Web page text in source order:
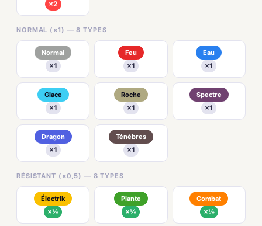
×2
NORMAL (×1) — 8 TYPES
Normal
×1
Feu
×1
Eau
×1
Glace
×1
Roche
×1
Spectre
×1
Dragon
×1
Ténèbres
×1
RÉSISTANT (×0,5) — 8 TYPES
Électrik
×½
Plante
×½
Combat
×½